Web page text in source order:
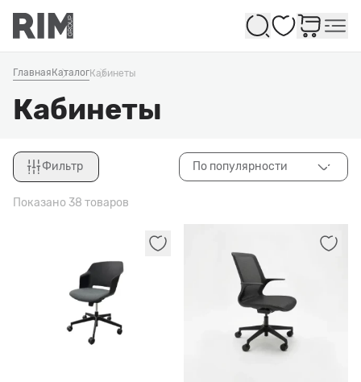
Избранное
Главная КаталогКабинеты
Кабинеты
Фильтр
Закрыть
По популярности
Показано 38 товаров